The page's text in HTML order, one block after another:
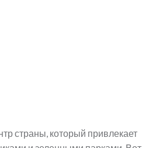
страны, который привлекает